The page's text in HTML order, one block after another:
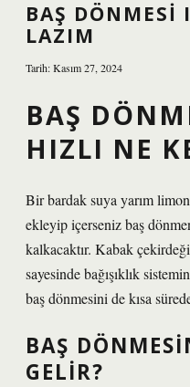
BAŞ DÖNMESI
LAZIM
Tarih: Kasım 27, 2024
BAŞ
HIZLI NE
Bir bardak suya yarım limon
ekleyip içerseniz baş
kalkacaktır. Kabak
sayesinde bağışıklık
baş dönmesini de kısa
BAŞ
GELIR?